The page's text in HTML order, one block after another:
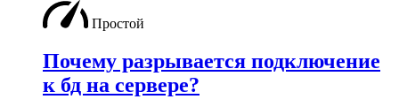
Простой
Почему разрывается подключение
к бд на сервере?